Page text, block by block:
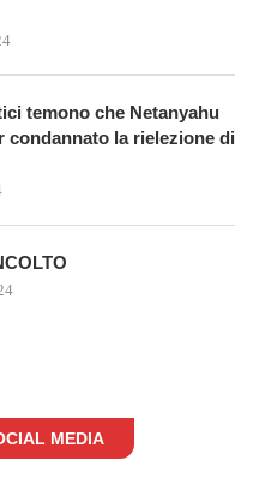
temono che Netanyahu
condannato la rielezione di
MEDIA